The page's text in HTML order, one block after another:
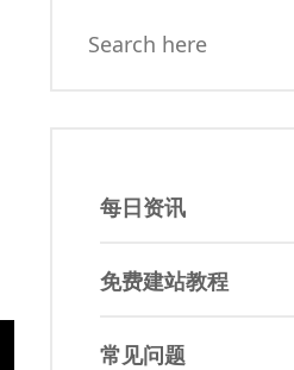
每日资讯
免费建站教程
常见问题